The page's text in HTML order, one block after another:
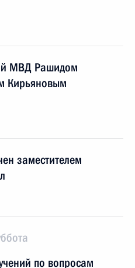
МВД Рашидом
Кирьяновым
заместителем
по вопросам